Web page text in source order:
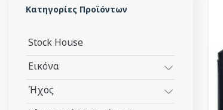
Κατηγορίες Προϊόντων
Stock House
Εικόνα
Ήχος